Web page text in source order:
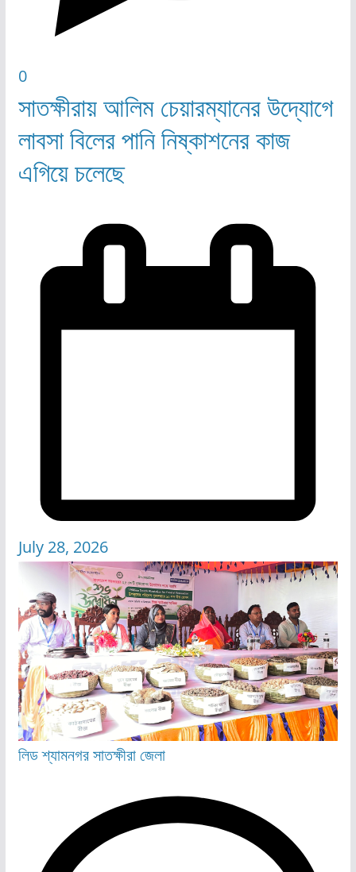
0
সাতক্ষীরায় আলিম চেয়ারম্যানের উদ্যোগে
লাবসা বিলের পানি নিষ্কাশনের কাজ
এগিয়ে চলেছে
July 28, 2026
লিডশ্যামনগরসাতক্ষীরা জেলা